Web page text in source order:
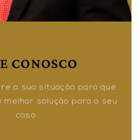
CONOSCO
a sua situação para que
melhor solução para o seu
caso.